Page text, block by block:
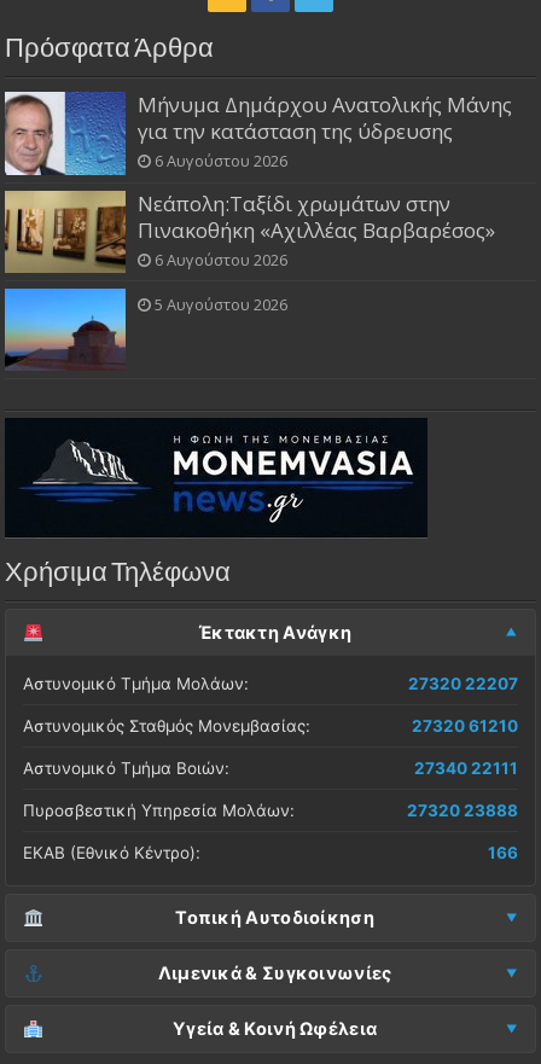
Πρόσφατα Άρθρα
Μήνυμα Δημάρχου Ανατολικής Μάνης
για την κατάσταση της ύδρευσης
6 Αυγούστου 2026
Νεάπολη:Ταξίδι χρωμάτων στην
Πινακοθήκη «Αχιλλέας Βαρβαρέσος»
6 Αυγούστου 2026
5 Αυγούστου 2026
Χρήσιμα Τηλέφωνα
Έκτακτη Ανάγκη
Αστυνομικό Τμήμα Μολάων: 27320 22207
Αστυνομικός Σταθμός Μονεμβασίας: 27320 61210
Αστυνομικό Τμήμα Βοιών: 27340 22111
Πυροσβεστική Υπηρεσία Μολάων: 27320 23888
ΕΚΑΒ (Εθνικό Κέντρο): 166
Τοπική Αυτοδιοίκηση
Δήμος Μονεμβασίας (Έδρα):
Λιμενικά & Συγκοινωνίες
Λιμεναρχείο Μονεμβασίας:
Υγεία & Κοινή Ωφέλεια